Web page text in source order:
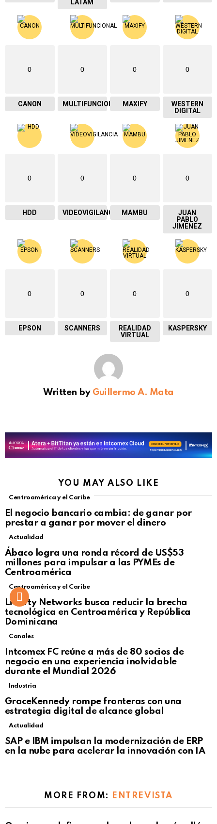
LATAM
0
CANON
0
MULTIFUNCIONAL
0
MAXIFY
0
WESTERN
DIGITAL
0
HDD
0
VIDEOVIGILANCIA
0
MAMBU
0
JUAN
PABLO
JIMENEZ
0
EPSON
0
SCANNERS
0
REALIDAD
VIRTUAL
0
KASPERSKY
Written by Guillermo A. Mata
YOU MAY ALSO LIKE
Centroamérica y el Caribe
El negocio bancario cambia: de ganar por
prestar a ganar por mover el dinero
Not Safe For Work
Click to view this post
Actualidad
Ábaco logra una ronda récord de US$53
millones para impulsar a las PYMEs de
Centroamérica
Centroamérica y el Caribe
Liberty Networks busca reducir la brecha
tecnológica en Centroamérica y República
Dominicana
Canales
Intcomex FC reúne a más de 80 socios de
negocio en una experiencia inolvidable
durante el Mundial 2026
Industria
GraceKennedy rompe fronteras con una
estrategia digital de alcance global
Not Safe For Work
Click to view this post
Actualidad
SAP e IBM impulsan la modernización de ERP
en la nube para acelerar la innovación con IA
MORE FROM: ENTREVISTA